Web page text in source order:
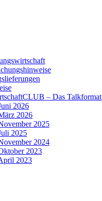
– Das Talkformat
2026
2026
2025
2025
2024
2023
2023